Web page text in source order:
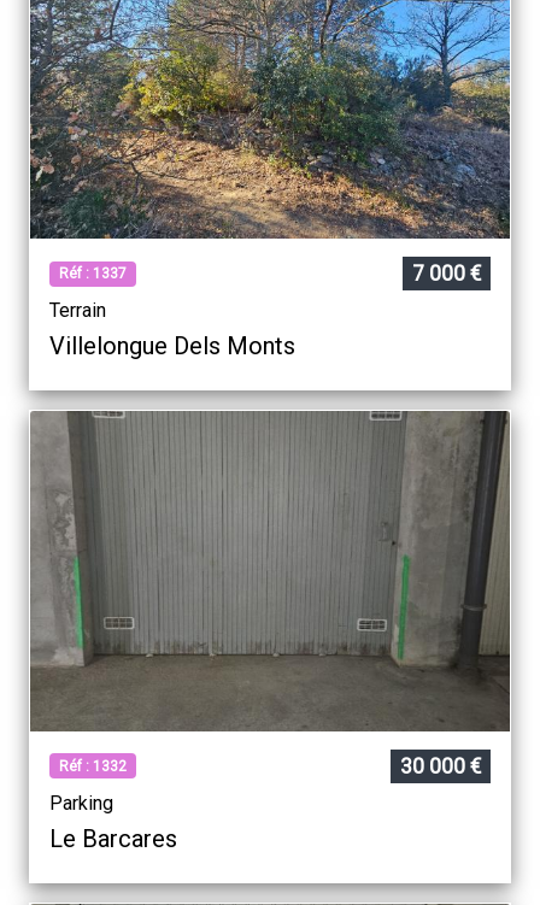
Barcares
Réf : 1337 7 000 €
Terrain
Villelongue Dels Monts
Réf : 1332 30 000 €
Parking
Le Barcares